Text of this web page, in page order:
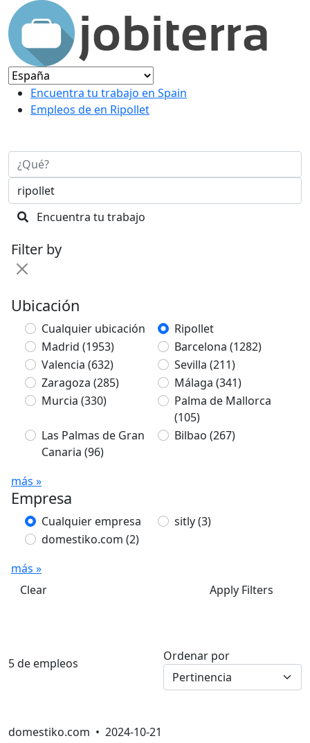
Encuentra tu trabajo en Spain
Empleos de en Ripollet
Encuentra tu trabajo
Filter by
Ubicación
Cualquier ubicación
Ripollet
Madrid (1953) Barcelona (1282)
Valencia (632) Sevilla (211)
Zaragoza (285) Málaga (341)
Murcia (330)
Palma de Mallorca
(105)
Las Palmas de Gran
Canaria (96)
Bilbao (267)
más »
Empresa
Cualquier empresa sitly(3)
domestiko.com (2)
más »
Clear
Apply Filters
5 de empleos Ordenar por
domestiko.com • 2024-10-21